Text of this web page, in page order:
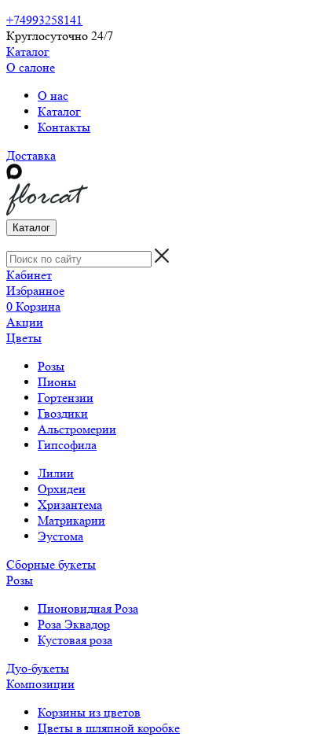
+74993258141
Круглосуточно 24/7
Каталог
О салоне
О нас
Каталог
Контакты
Доставка
Каталог
Кабинет
Избранное
0 Корзина
Акции
Цветы
Розы
Пионы
Гортензии
Гвоздики
Альстромерии
Гипсофила
Лилии
Орхидеи
Хризантема
Матрикарии
Эустома
Сборные букеты
Розы
Пионовидная Роза
Роза Эквадор
Кустовая роза
Дуо-букеты
Композиции
Корзины из цветов
Цветы в шляпной коробке